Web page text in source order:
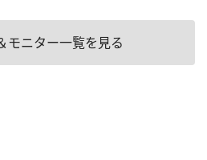
モニター一覧を見る